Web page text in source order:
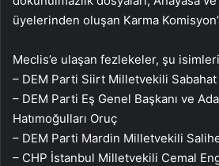
üyelerinden oluşan Karma
Meclis’e ulaşan fezlekeler, şu
– DEM Parti Siirt Milletvekili Sabahat
– DEM Parti Eş Genel Başkanı ve
Hatımoğulları Oruç
– DEM Parti Mardin Milletvekili
– CHP İstanbul Milletvekili Cemal